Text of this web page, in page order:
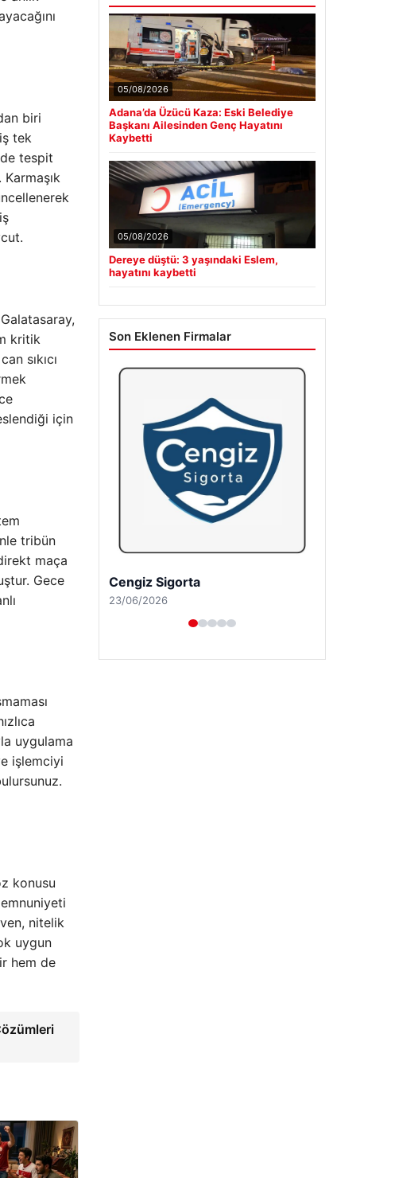
biri
tek
tespit
kritik
sıkıcı
için
tribün
maça
Gece
uygulama
işlemciyi
konusu
nitelik
uygun
hem de
05/08/2026
Adana’da Üzücü Kaza: Eski Belediye
Başkanı Ailesinden Genç Hayatını
Kaybetti
05/08/2026
Dereye düştü: 3 yaşındaki Eslem,
hayatını kaybetti
Son Eklenen Firmalar
Hastaş Beton
26/05/2026